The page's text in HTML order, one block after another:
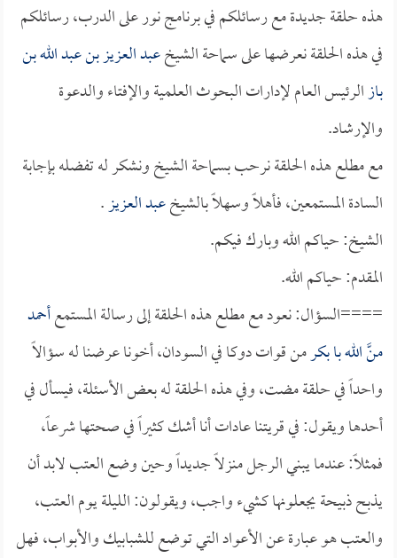
هذه حلقة جديدة مع رسائلكم في برنامج نور على الدرب، رسائلكم
في هذه الحلقة نعرضها على سماحة الشيخعبد العزيز بن عبد الله بن
بازالرئيس العام لإدارات البحوث العلمية والإفتاء والدعوة
والإرشاد.
مع مطلع هذه الحلقة نرحب بسماحة الشيخ ونشكر له تفضله بإجابة
السادة المستمعين، فأهلاً وسهلاً بالشيخعبد العزيز.
الشيخ: حياكم الله وبارك فيكم.
المقدم: حياكم الله.
====السؤال: نعود مع مطلع هذه الحلقة إلى رسالة المستمعأحمد
منَّ الله با بكرمن قوات دوكا في السودان، أخونا عرضنا له سؤالاً
واحداً في حلقة مضت، وفي هذه الحلقة له بعض الأسئلة، فيسأل في
أحدها ويقول: في قريتنا عادات أنا أشك كثيراً في صحتها شرعاً،
فمثلاً: عندما يبني الرجل منزلاً جديداً وحين وضع العتب لابد أن
يذبح ذبيحة يجعلونها كشيء واجب، ويقولون: الليلة يوم العتب،
والعتب هو عبارة عن الأعواد التي توضع للشبابيك والأبواب، فهل